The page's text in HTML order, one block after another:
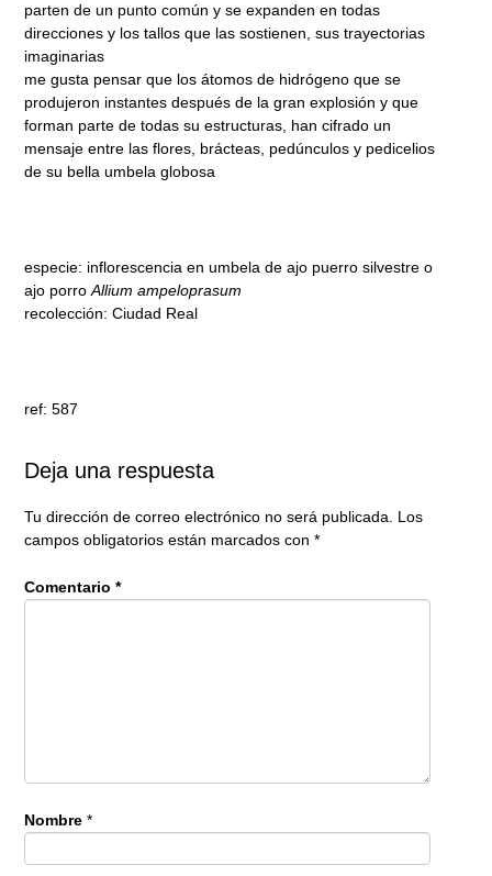
parten de un punto común y se expanden en todas
direcciones y los tallos que las sostienen, sus trayectorias
imaginarias
me gusta pensar que los átomos de hidrógeno que se
produjeron instantes después de la gran explosión y que
forman parte de todas su estructuras, han cifrado un
mensaje entre las flores, brácteas, pedúnculos y pedicelios
de su bella umbela globosa
especie: inflorescencia en umbela de ajo puerro silvestre o
ajo porroAllium ampeloprasum
recolección: Ciudad Real
ref: 587
Deja una respuesta
Tu dirección de correo electrónico no será publicada.
Los
campos obligatorios están marcados con *
Comentario *
Nombre *